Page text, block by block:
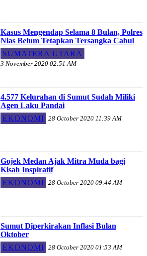
Kasus Mengendap Selama 8 Bulan, Polres
Nias Belum Tetapkan Tersangka Cabul
SUMATERA UTARA
3 November 2020 02:51 AM
4.577 Kelurahan di Sumut Sudah Miliki
Agen Laku Pandai
EKONOMI 28 October 2020 11:39 AM
Gojek Medan Ajak Mitra Muda bagi
Kisah Inspiratif
EKONOMI 28 October 2020 09:44 AM
Sumut Diperkirakan Inflasi Bulan
Oktober
EKONOMI 28 October 2020 01:53 AM